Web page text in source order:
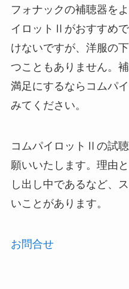
フォナックの補聴器を
イロットⅡがおすすめ
けないですが、洋服の
つこともありません。
満足にするならコムパ
みてください。
コムパイロットⅡの試
願いいたします。理由
し出し中であるなど、
いことがあります。
お問合せ